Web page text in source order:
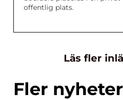
offentlig plats.
Läs fler
Fler nyheter